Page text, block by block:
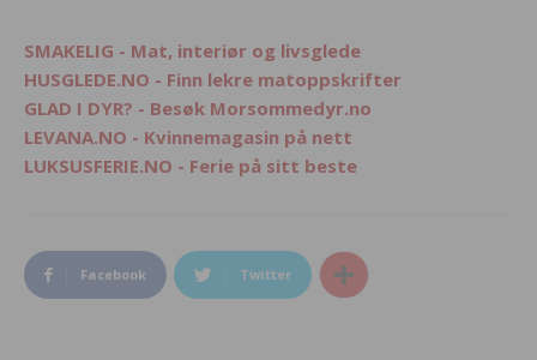
SMAKELIG - Mat, interiør og livsglede
HUSGLEDE.NO - Finn lekre matoppskrifter
GLAD I DYR? - Besøk Morsommedyr.no
LEVANA.NO - Kvinnemagasin på nett
LUKSUSFERIE.NO - Ferie på sitt beste
Facebook Twitter